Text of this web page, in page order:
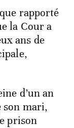
rapporté
la Cour a
ans de
d’un an
son mari,
prison